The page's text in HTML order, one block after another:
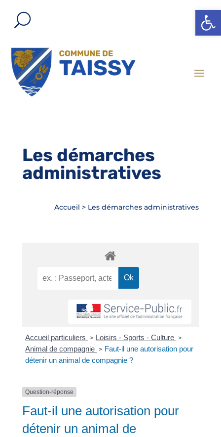
Ouvrir
Les démarches
administratives
Accueil > Les démarches administratives
Accueil particuliers > Loisirs - Sports - Culture >
Animal de compagnie > Faut-il une autorisation pour
détenir un animal de compagnie ?
Question-réponse
Faut-il une autorisation pour
détenir un animal de